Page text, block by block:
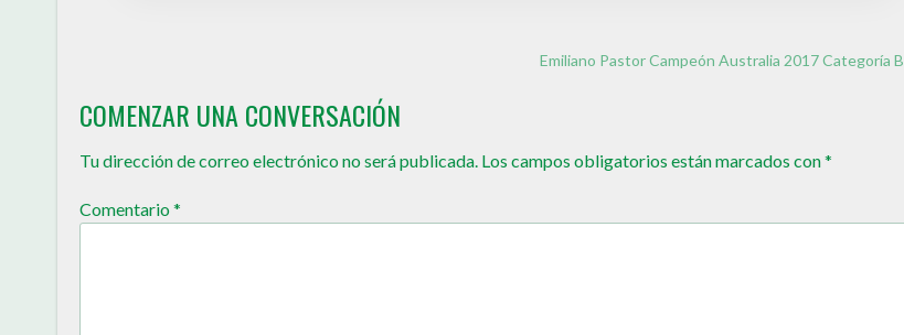
Emiliano Pastor Campeón Australia 2017 Categoría B
COMENZAR UNA CONVERSACIÓN
Tu dirección de correo electrónico no será publicada. Los campos obligatorios están marcados con*
Comentario*